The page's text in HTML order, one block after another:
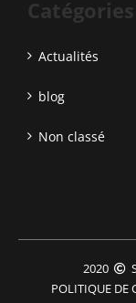
Catégories
Actualités
blog
Non classé
2020
POLITIQUE DE